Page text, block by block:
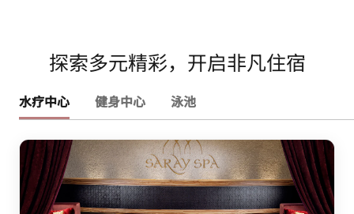
探索多元精彩，开启非凡住宿
水疗中心 健身中心 泳池